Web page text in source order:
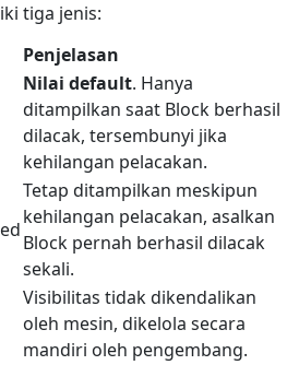
tiga jenis:
Penjelasan
Nilai default. Hanya
ditampilkan saat Block berhasil
dilacak, tersembunyi jika
kehilangan pelacakan.
Tetap ditampilkan meskipun
kehilangan pelacakan, asalkan
Block pernah berhasil dilacak
sekali.
Visibilitas tidak dikendalikan
oleh mesin, dikelola secara
mandiri oleh pengembang.